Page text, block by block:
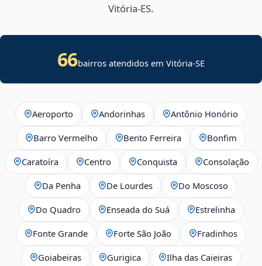
Vitória‑ES.
66bairros atendidos em Vitória-SE
Aeroporto Andorinhas Antônio Honório
Barro Vermelho Bento Ferreira Bonfim
Caratoíra Centro Conquista Consolação
Da Penha De Lourdes Do Moscoso
Do Quadro Enseada do Suá Estrelinha
Fonte Grande Forte São João Fradinhos
Goiabeiras Gurigica Ilha das Caieiras